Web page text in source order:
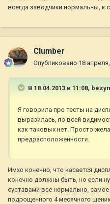
всегда заводчики нормальны, к
Clumber
Опубликовано 18
В 18.04.2013 в 11:08,
Я говорила про тесты на
выразилась, по всей
как таковых нет. Просто
предрасположенности.
Имхо конечно, что касается
конечно должны быть, но если
суставами все нормально,
подрощенного 4 месячного